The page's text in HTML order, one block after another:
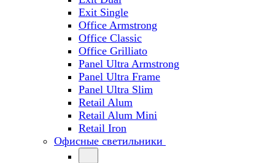
Exit Single
Office Armstrong
Office Classic
Office Grilliato
Panel Ultra Armstrong
Panel Ultra Frame
Panel Ultra Slim
Retail Alum
Retail Alum Mini
Retail Iron
Офисные светильники